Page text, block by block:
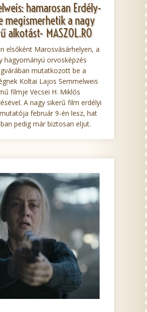
hamarosan Erdély-
megismerhetik a nagy
alkotást- MASZOL.RO
elsőként Marosvásárhelyen, a
hagyományú orvosképzés
mutatkozott be a
Koltai Lajos Semmelweis
filmje Vecsei H. Miklós
A nagy sikerű film erdélyi
február 9-én lesz, hat
pedig már biztosan eljut.